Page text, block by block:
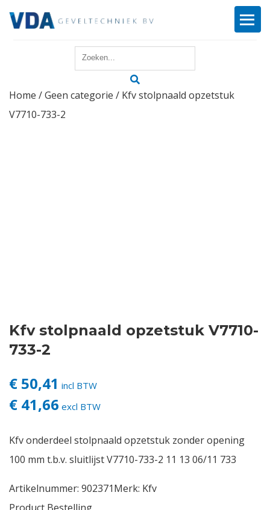
Reparatie
Login
Home /Geen categorie / Kfv stolpnaald opzetstuk
V7710-733-2
Kfv stolpnaald opzetstuk V7710-
733-2
€ 50,41 incl BTW
€ 41,66 excl BTW
Kfv onderdeel stolpnaald opzetstuk zonder opening
100 mm t.b.v. sluitlijst V7710-733-2 11 13 06/11 733
Artikelnummer: 902371Merk: Kfv